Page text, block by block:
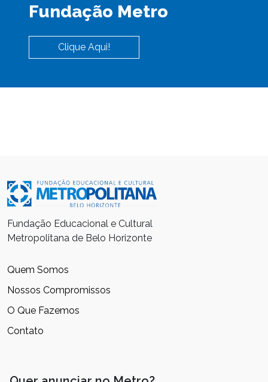
Fundação Metro
Clique Aqui!
Fundação Educacional e Cultural
Metropolitana de Belo Horizonte
Quem Somos
Nossos Compromissos
O Que Fazemos
Contato